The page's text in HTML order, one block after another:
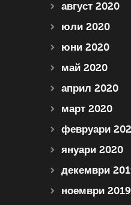
август 2020
юли 2020
юни 2020
май 2020
април 2020
март 2020
февруари
януари 2020
декември
ноември 2019